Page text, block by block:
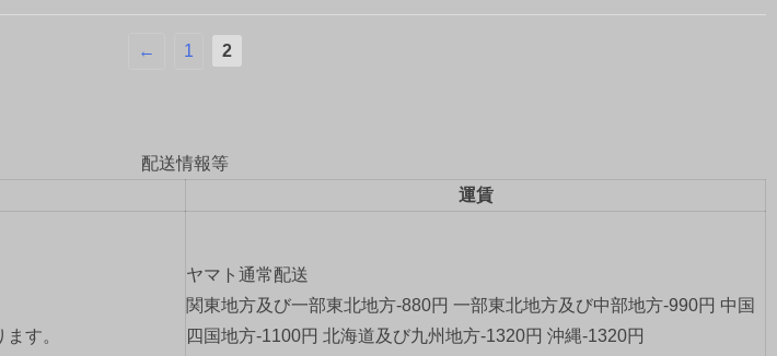
← 1 2
配送情報等
運賃
す。
ヤマト通常配送
関東地方及び一部東北地方-880円 一部東北地方及び中部地方-990円 中国
四国地方-1100円 北海道及び九州地方-1320円 沖縄-1320円